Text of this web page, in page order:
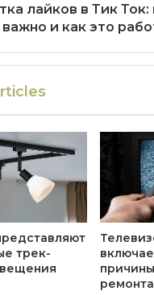
лайков в Тик Ток:
важно и как это
трек-
ремонта